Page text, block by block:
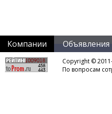
Компании Объявления
Copyright ©
По вопросам